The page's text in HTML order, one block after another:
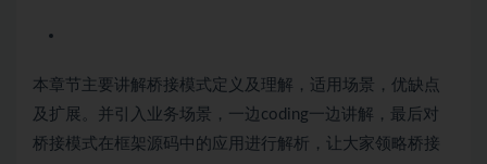
本章节主要讲解桥接模式定义及理解，适用场景，优缺点
及扩展。并引入业务场景，一边coding一边讲解，最后对
桥接模式在框架源码中的应用进行解析，让大家领略桥接